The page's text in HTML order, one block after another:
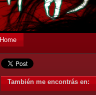
Home
También me encontrás en: